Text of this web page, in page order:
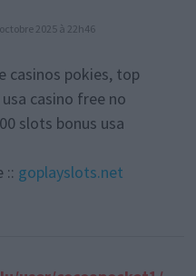
: 2025 à 22h46
casinos pokies, top
casino free no
slots bonus usa
:: goplayslots.net